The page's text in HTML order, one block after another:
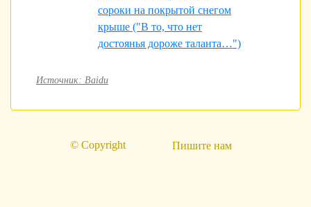
сороки на покрытой снегом
крыше ("В то, что нет
достоянья дороже таланта…")
Источник: Baidu
© Copyright Пишите нам